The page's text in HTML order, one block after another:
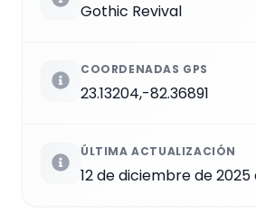
Gothic Revival
COORDENADAS GPS
23.13204,-82.36891
ÚLTIMA ACTUALIZACIÓN
12 de diciembre de 2025